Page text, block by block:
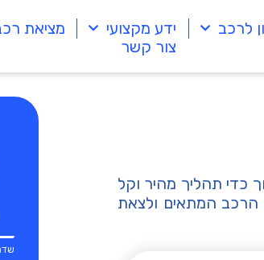
לרכב ידע מקצועי מציאת
צור קשר
כדי תהליך מהיר וקל
המתאים ולצאת